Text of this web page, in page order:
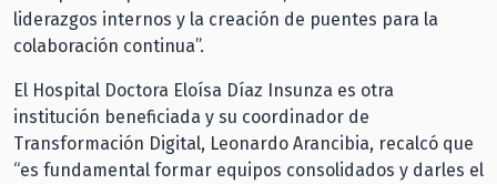
liderazgos internos y la creación de puentes para la
colaboración continua”.
El Hospital Doctora Eloísa Díaz Insunza es otra
institución beneficiada y su coordinador de
Transformación Digital, Leonardo Arancibia, recalcó que
“es fundamental formar equipos consolidados y darles el